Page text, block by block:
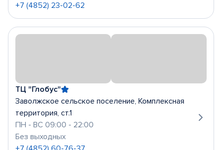
+7 (4852) 23-02-62
ТЦ "Глобус"
Заволжское сельское поселение, Комплексная
территория, ст.1
ПН - ВС 09:00 - 22:00
Без выходных